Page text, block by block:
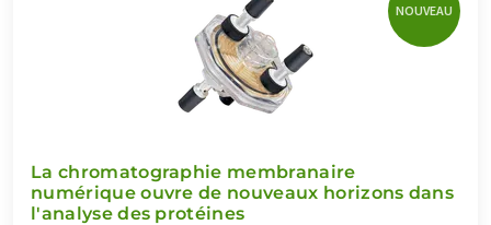
NOUVEAU
La chromatographie membranaire
numérique ouvre de nouveaux horizons dans
l'analyse des protéines